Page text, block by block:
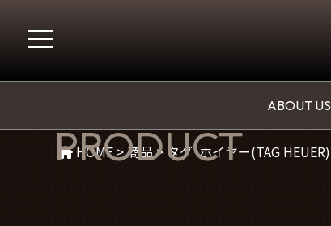
ABOUT US
PRODUCT
HOME>商品> タグ・ホイヤー(TAG HEUER)